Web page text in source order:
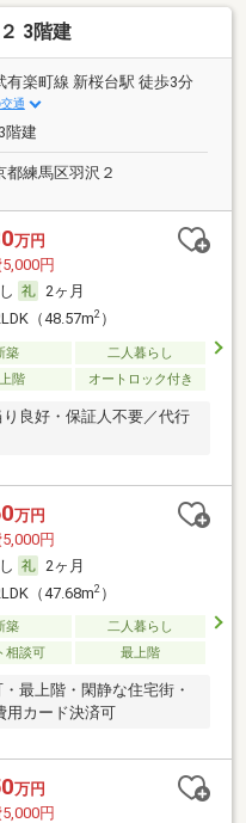
3階建
有楽町線 新桜台駅 徒歩3分
通
階建
都練馬区羽沢２
万円
円
2ヶ月
（48.57m2）
築
二人暮らし
階 オートロック付き
良好・保証人不要／代行
万円
円
2ヶ月
（47.68m2）
築
二人暮らし
相談可 最上階
最上階・閑静な住宅街・
用カード決済可
万円
円